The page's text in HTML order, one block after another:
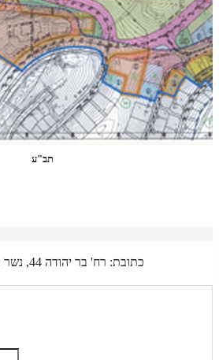
תב"ע
כתובת: רח' בר יהודה 44, נשר ת"ד 2010, מיקוד 3660801